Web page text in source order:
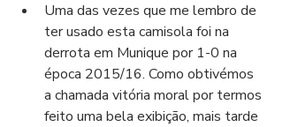
Uma das vezes que me lembro de
ter usado esta camisola foi na
derrota em Munique por 1-0 na
época 2015/16. Como obtivémos
a chamada vitória moral por termos
feito uma bela exibição, mais tarde